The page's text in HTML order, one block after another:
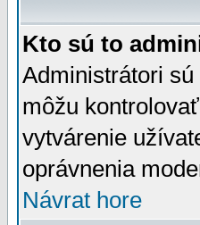
Kto sú to
Administrátori
môžu
vytvárenie
oprávnenia
Návrat hore